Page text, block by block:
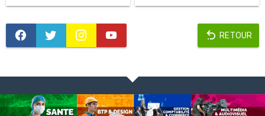
RETOUR